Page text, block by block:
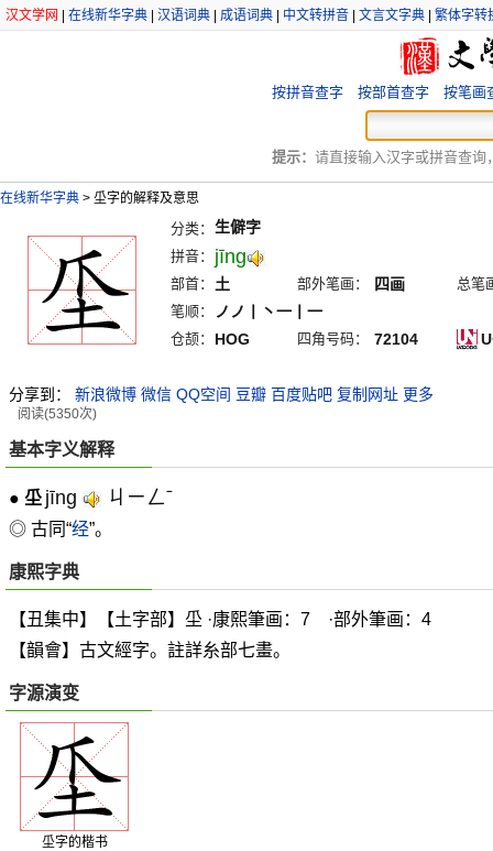
汉文学网 在线新华字典 汉语词典 成语词典 中文转拼音 文言文字典 繁体字转
按拼音查字 按部首查字 按笔画
提示： 请直接输入汉字或拼音查询
在线新华字典 > 坕字的解释及意思
分类： 生僻字
拼音： jīng
部首： 土 部外笔画： 四画
总笔
笔顺：
ノノ丨丶一丨一
仓颉： HOG 四角号码： 72104
分享到： 新浪微博 微信 QQ空间 豆瓣 百度贴吧 复制网址 更多
阅读(5350次)
基本字义解释
● 坕 jīng ㄐㄧㄥˉ
◎ 古同“经”。
康熙字典
【丑集中】【土字部】坕 ·康熙筆画：7 ·部外筆画：4
【韻會】古文經字。註詳糸部七畫。
字源演变
坕字的楷书